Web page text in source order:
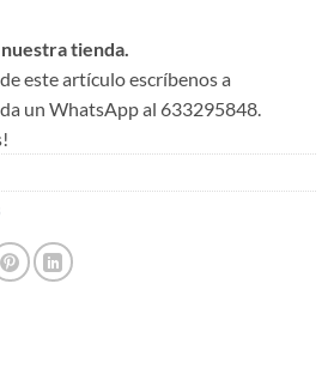
tienda.
este artículo escríbenos a
un WhatsApp al 633295848.